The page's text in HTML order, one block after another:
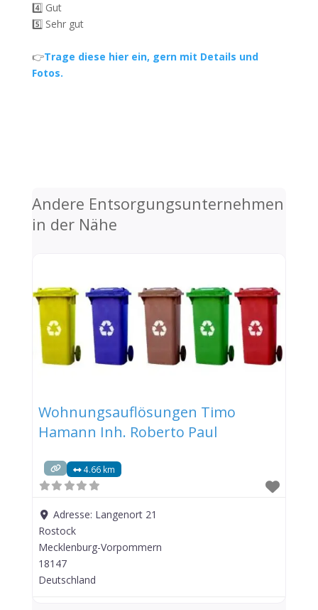
4️⃣ Gut
5️⃣ Sehr gut
👉Trage diese hier ein, gern mit Details und
Fotos.
Andere Entsorgungsunternehmen
in der Nähe
Wohnungsauflösungen Timo
Hamann Inh. Roberto Paul
4.66 km
Adresse: Langenort 21
Rostock
Mecklenburg-Vorpommern
18147
Deutschland